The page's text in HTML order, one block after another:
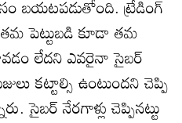
బయటపడుతోంది. ట్రేడింగ్‌
పెట్టుబడి కూడా తమ
లేదని ఎవరైనా సైబర్‌
కట్టాల్సి ఉంటుందని చెప్పి
సైబర్‌ నేరగాళ్లు చెప్పినట్టు